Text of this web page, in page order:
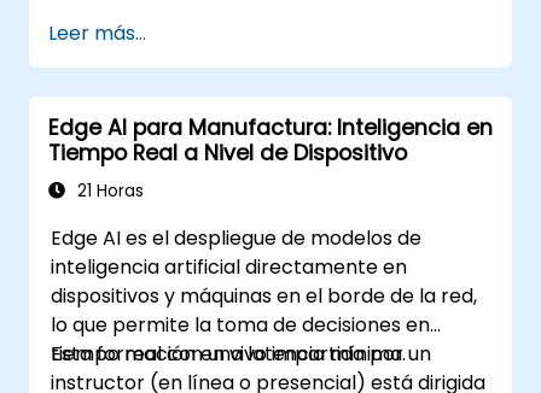
Leer más...
Edge AI para Manufactura: Inteligencia en
Tiempo Real a Nivel de Dispositivo
21 Horas
Edge AI es el despliegue de modelos de
inteligencia artificial directamente en
dispositivos y máquinas en el borde de la red,
lo que permite la toma de decisiones en
tiempo real con una latencia mínima.
Esta formación en vivo impartida por un
instructor (en línea o presencial) está dirigida